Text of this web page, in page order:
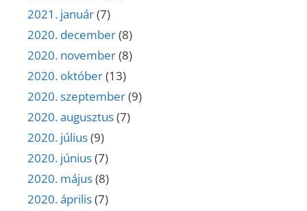
2021. január(7)
2020. december(8)
2020. november(8)
2020. október(13)
2020. szeptember(9)
2020. augusztus(7)
2020. július(9)
2020. június(7)
2020. május(8)
2020. április(7)